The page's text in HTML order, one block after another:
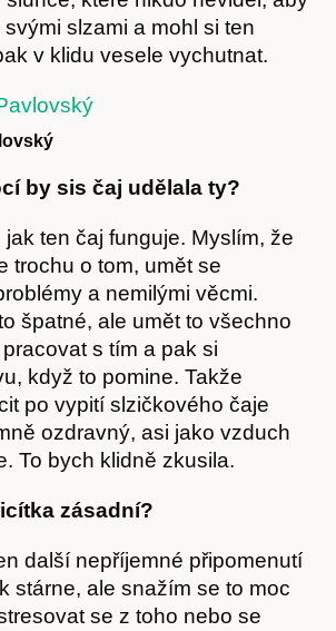
Kontakt
slzami a mohl si ten
v klidu vesele vychutnat.
by sis čaj udělala ty?
ten čaj funguje. Myslím, že
trochu o tom, umět se
a nemilými věcmi.
špatné, ale umět to všechno
s tím a pak si
když to pomine. Takže
po vypití slzičkového čaje
ozdravný, asi jako vzduch
To bych klidně zkusila.
zásadní?
další nepříjemné připomenutí
stárne, ale snažím se to moc
se z toho nebo se